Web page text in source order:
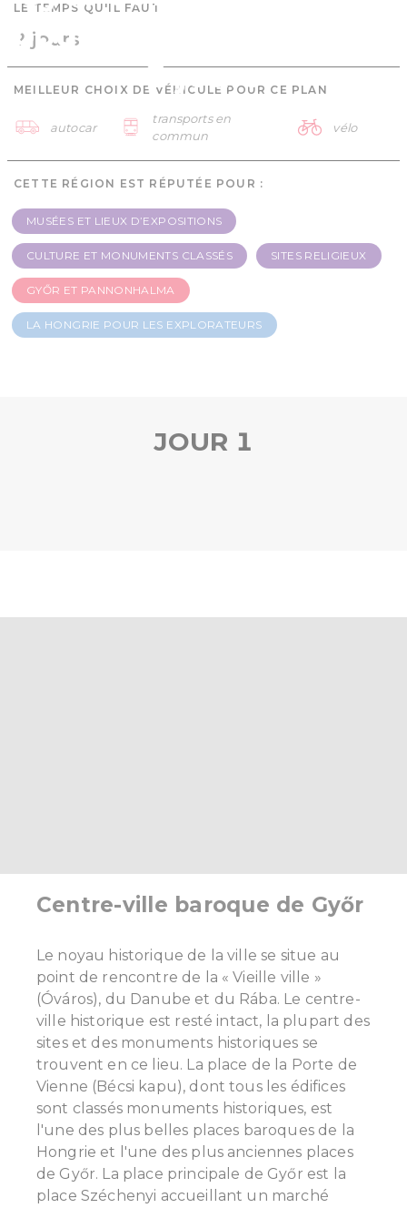
pour les explorateurs -
2 jours
LE TEMPS QU'IL FAUT
2 jours
MEILLEUR CHOIX DE VÉHICULE POUR CE PLAN
autocar
transports en
commun
vélo
CETTE RÉGION EST RÉPUTÉE POUR :
MUSÉES ET LIEUX D’EXPOSITIONS
CULTURE ET MONUMENTS CLASSÉS SITES RELIGIEUX
GYŐR ET PANNONHALMA
LA HONGRIE POUR LES EXPLORATEURS
JOUR 1
Centre-ville baroque de Győr
Le noyau historique de la ville se situe au
point de rencontre de la « Vieille ville »
(Óváros), du Danube et du Rába. Le centre-
ville historique est resté intact, la plupart des
sites et des monuments historiques se
trouvent en ce lieu. La place de la Porte de
Vienne (Bécsi kapu), dont tous les édifices
sont classés monuments historiques, est
l'une des plus belles places baroques de la
Hongrie et l'une des plus anciennes places
de Győr. La place principale de Győr est la
place Széchenyi accueillant un marché